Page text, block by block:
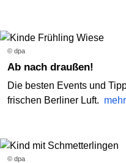
© dpa
Ab nach draußen!
Die besten Events und
frischen Berliner Luft. mehr
© dpa